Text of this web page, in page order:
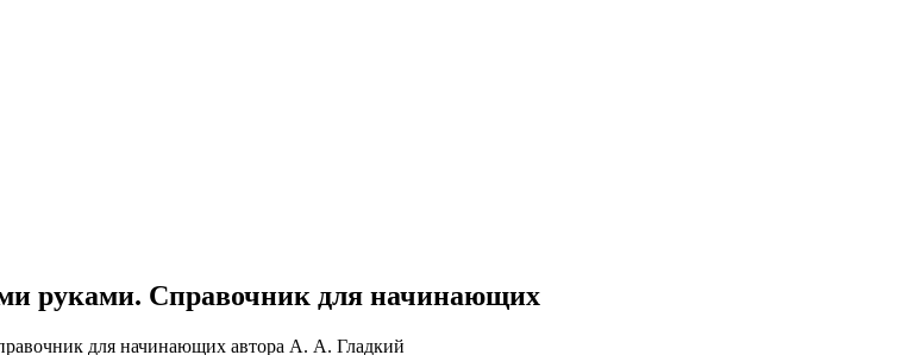
руками. Справочник для начинающих